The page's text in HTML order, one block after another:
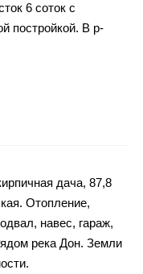
6 соток с
постройкой. В р-
дача, 87,8
Отопление,
навес, гараж,
река Дон. Земли